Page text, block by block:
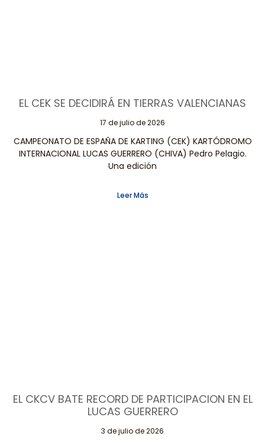
EL CEK SE DECIDIRÁ EN TIERRAS VALENCIANAS
17 de julio de 2026
CAMPEONATO DE ESPAÑA DE KARTING (CEK) KARTÓDROMO
INTERNACIONAL LUCAS GUERRERO (CHIVA) Pedro Pelagio.
Una edición
Leer Más
EL CKCV BATE RECORD DE PARTICIPACION EN EL
LUCAS GUERRERO
3 de julio de 2026